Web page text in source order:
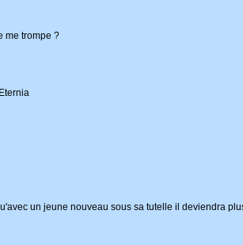
me trompe ?
un jeune nouveau sous sa tutelle il deviendra